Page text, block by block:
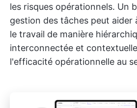
les risques opérationnels. Un
gestion des tâches peut aider
le travail de manière
interconnectée et
l'efficacité opérationnelle au